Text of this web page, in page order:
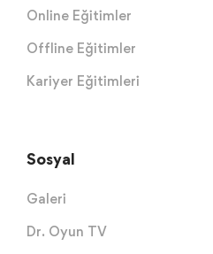
Online Eğitimler
Offline Eğitimler
Kariyer Eğitimleri
Sosyal
Galeri
Dr. Oyun TV